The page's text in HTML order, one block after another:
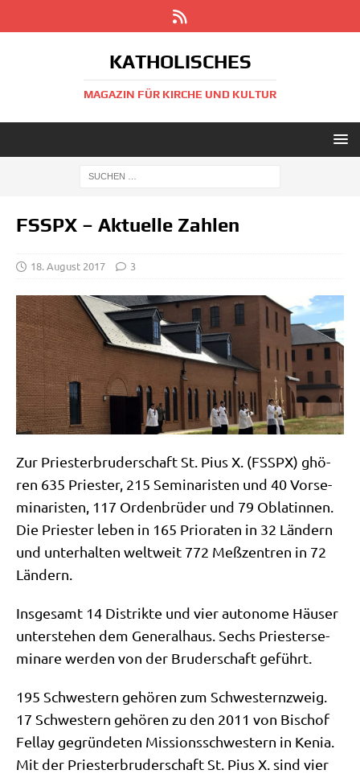
KATHOLISCHES
MAGAZIN FÜR KIRCHE UND KULTUR
FSSPX – Aktuelle Zahlen
18. August 2017 3
Zur Prie­ster­bru­der­schaft St. Pius X. (FSSPX) ghö­
ren 635 Prie­ster, 215 Semi­na­ri­sten und 40 Vor­se­
mi­na­ri­sten, 117 Orden­brü­der und 79 Obla­tin­nen.
Die Prie­ster leben in 165 Prio­ra­ten in 32 Län­dern
und unter­hal­ten welt­weit 772 Meß­zen­tren in 72
Ländern.
Ins­ge­samt 14 Distrik­te und vier auto­no­me Häu­ser
unter­ste­hen dem Gene­ral­haus. Sechs Prie­ster­se­
mi­na­re wer­den von der Bru­der­schaft geführt.
195 Schwe­stern gehö­ren zum Schwe­stern­zweig.
17 Schwe­stern gehö­ren zu den 2011 von Bischof
Fel­lay gegrün­de­ten Mis­si­ons­schwe­stern in Kenia.
Mit der Prie­ster­bru­der­schaft St. Pius X. sind vier